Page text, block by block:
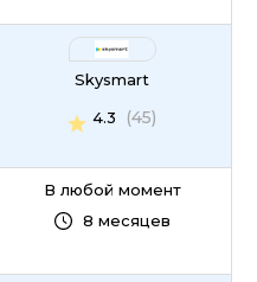
Skysmart
4.3
(45)
В любой момент
8 месяцев